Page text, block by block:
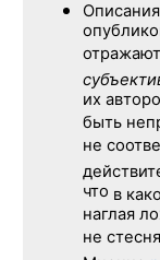
их
быть
не
что в
наглая
не